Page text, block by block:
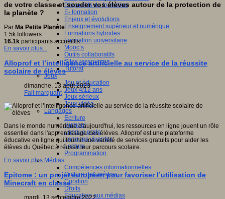
Dispositifs de formation
E- formation
Enjeux et évolutions
Enseignement supérieur et numérique
Formations hybrides
Formation universitaire
Mooc’s
Outils collaboratifs
Sites ressources
Tutorat
Jeux
Jeu et éducation
Jeux 4/12 ans
Jeux sérieux
Jeux vidéo
Langages
Ecriture
Humour
Langue orale
Langues vivantes
Lecture
Programmation
Médias
Compétences informationnelles
Culture des médias
Curation
Droits
Education aux médias
de votre classe et souder vos élèves autour de la protection de
la planète ?
Par Ma Petite Planète
1.5k followers
16.1k participants accueillis
En savoir plus...
Alloprof et l’intelligence artificielle au service de la réussite
scolaire de élèves
dimanche, 13 août 2023
Fait marquant
Dans le monde numérique d'aujourd'hui, les ressources en ligne jouent un rôle
essentiel dans l'apprentissage des élèves. Alloprof est une plateforme
éducative en ligne qui fournit une variété de services gratuits pour aider les
élèves du Québec à réussir leur parcours scolaire.
En savoir plus...
Epitome : un projet européen pour favoriser l’utilisation de
Minecraft en classe